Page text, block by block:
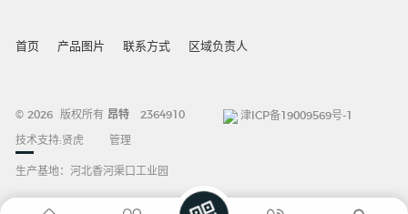
首页 产品图片 联系方式 区域负责人
© 2026 版权所有 昂特 2364910 津ICP备19009569号-1
技术支持:贤虎 管理
生产基地：河北香河渠口工业园